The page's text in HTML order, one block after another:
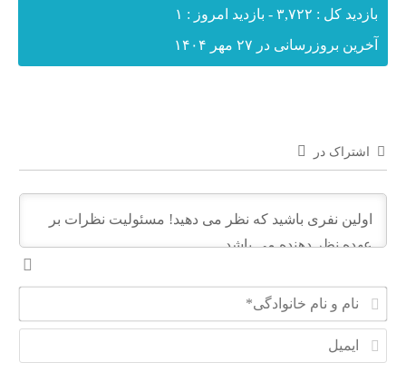
بازدید کل : ۳,۷۲۲ - بازدید امروز : ۱
آخرین بروزرسانی در ۲۷ مهر ۱۴۰۴
اشتراک در
م
ن